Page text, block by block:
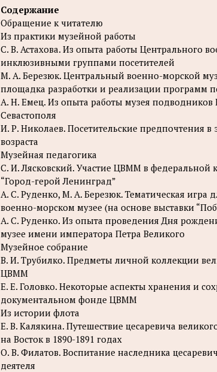
Содержание
Обращение к читателю
Из практики музейной работы
С. В. Астахова. Из опыта работы Центрального
инклюзивными группами посетителей
М. А. Березюк. Центральный военно-морской
площадка разработки и реализации программ
А. Н. Емец. Из опыта работы музея
Севастополя
И. Р. Николаев. Посетительские предпочтения в
возраста
Музейная педагогика
С. И. Лясковский. Участие ЦВММ в федеральной
“Город-герой Ленинград”
А. С. Руденко, М. А. Березюк. Тематическая
военно-морском музее (на основе выставки
A. С. Руденко. Из опыта проведения Дня
музее имени императора Петра Великого
Музейное собрание
B. И. Трубилко. Предметы личной коллекции
ЦВММ
Е. Е. Головко. Некоторые аспекты хранения и
документальном фонде ЦВММ
Из истории флота
Е. В. Калякина. Путешествие цесаревича
на Восток в 1890-1891 годах
О. В. Филатов. Воспитание наследника
деятеля